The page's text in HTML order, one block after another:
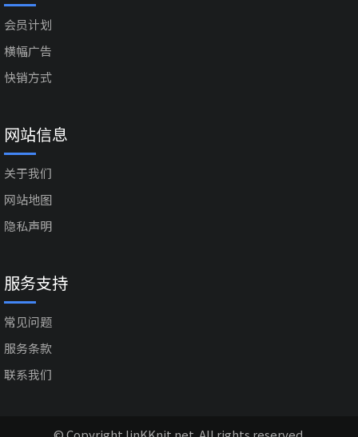
会员计划
横幅广告
快销方式
网站信息
关于我们
网站地图
隐私声明
服务支持
常见问题
服务条款
联系我们